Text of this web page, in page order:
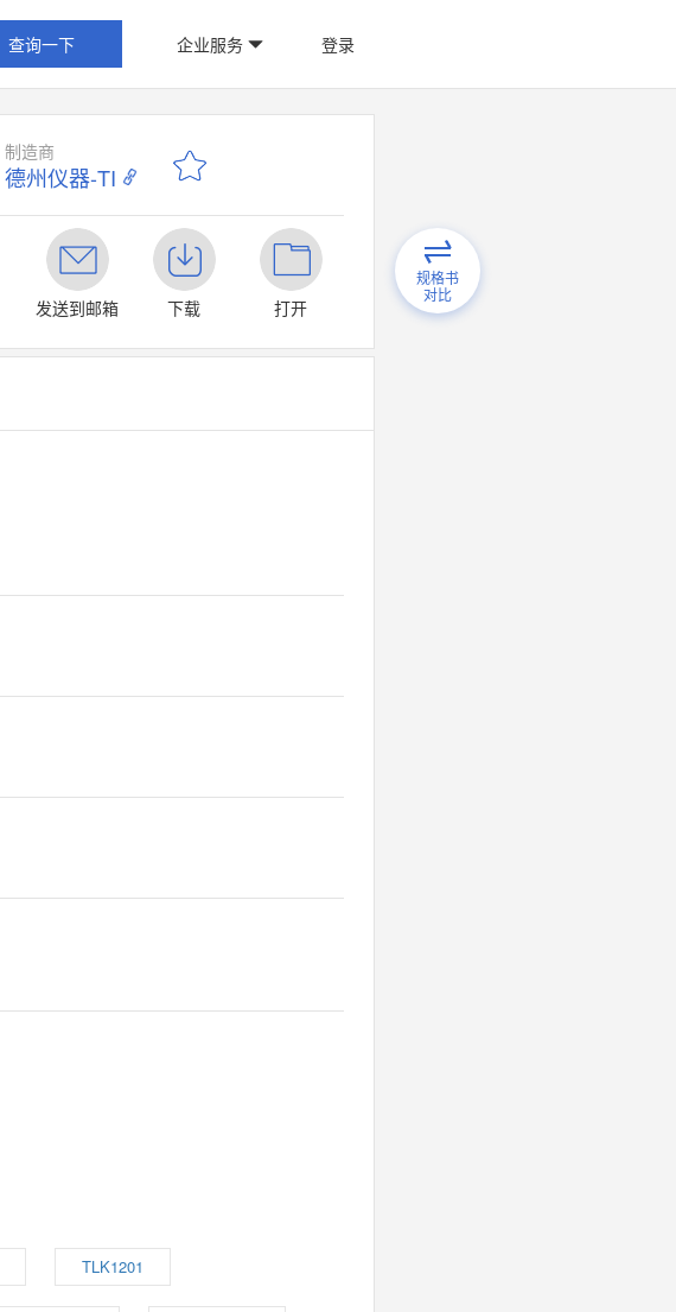
查询一下 企业服务 登录
制造商
德州仪器-TI
发送到邮箱
下载 打开
规格书
对比
TLK1201